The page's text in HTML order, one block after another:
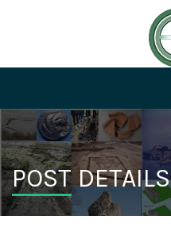
POST DETAILS